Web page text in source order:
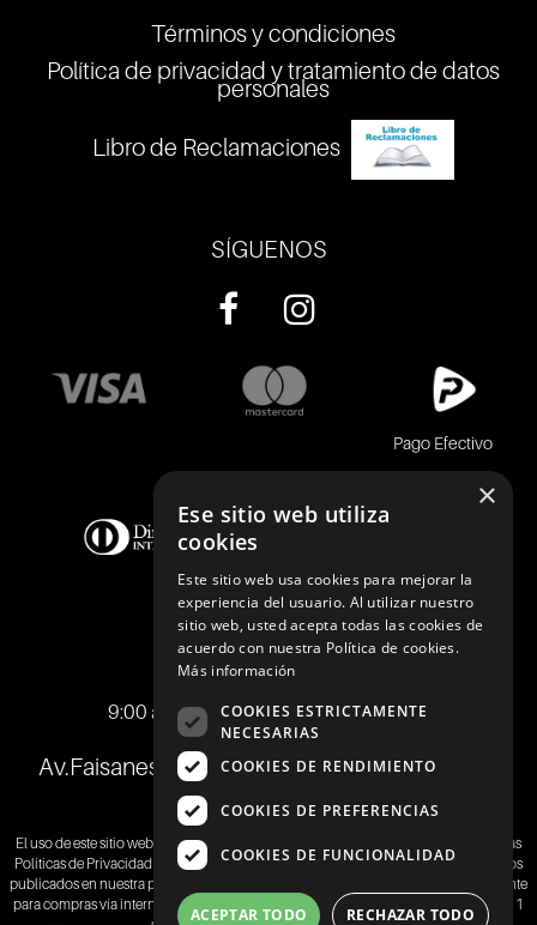
Términos y condiciones
Política de privacidad y tratamiento de datos
personales
Libro de Reclamaciones
SÍGUENOS
Pago Efectivo
Telf.:+51 989 174 974
info@johnholden.com.pe
9:00 am a 6:00 pm de lunes a viernes
Av.Faisanes 420 , Urb. La Campiña , Chorrillos
El uso de este sitio web implica la aceptación de los
y de las
Políticas de Privacidad de SAMITEX S.A. Las fotos son a modo ilustrativo.Los precios
publicados en nuestra página web
son válidos exclusivamente
para compras vía internet.Las promociones son válidas el día de hoy, stock mínimo 1
×
Ese sitio web utiliza
cookies
Este sitio web usa cookies para mejorar la
experiencia del usuario. Al utilizar nuestro
sitio web, usted acepta todas las cookies de
acuerdo con nuestra Política de cookies.
Más información
COOKIES ESTRICTAMENTE
NECESARIAS
COOKIES DE RENDIMIENTO
COOKIES DE PREFERENCIAS
COOKIES DE FUNCIONALIDAD
ACEPTAR TODO RECHAZAR TODO